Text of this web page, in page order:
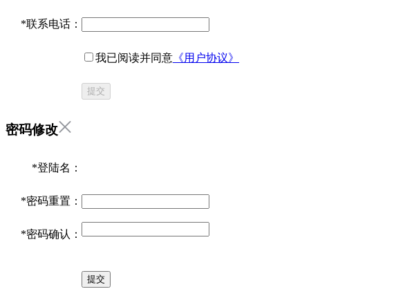
*联系电话：
我已阅读并同意 《用户协议》
提交
密码修改
*登陆名：
*密码重置：
*密码确认：